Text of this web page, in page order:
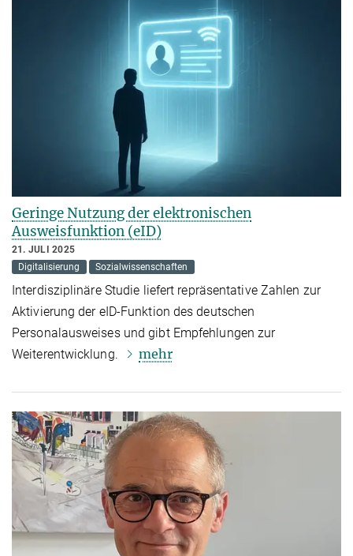
Geringe Nutzung der elektronischen
Ausweisfunktion (eID)
21. JULI 2025
Digitalisierung
Sozialwissenschaften
Interdisziplinäre Studie liefert repräsentative Zahlen zur
Aktivierung der eID-Funktion des deutschen
Personalausweises und gibt Empfehlungen zur
Weiterentwicklung.
mehr